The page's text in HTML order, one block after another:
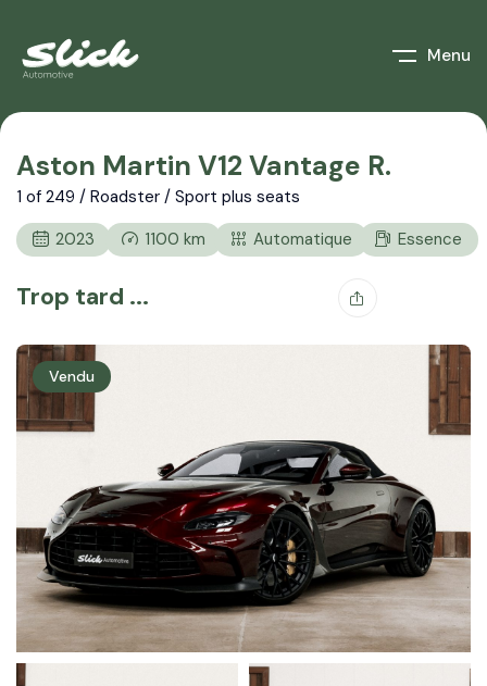
Menu
Aston Martin V12 Vantage R.
1 of 249 / Roadster / Sport plus seats
2023
1100 km Automatique Essence
Trop tard ...
Vendu